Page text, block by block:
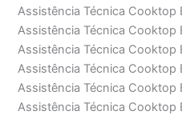
Assistência Técnica Cooktop
Assistência Técnica Cooktop
Assistência Técnica Cooktop
Assistência Técnica Cooktop
Assistência Técnica Cooktop
Assistência Técnica Cooktop